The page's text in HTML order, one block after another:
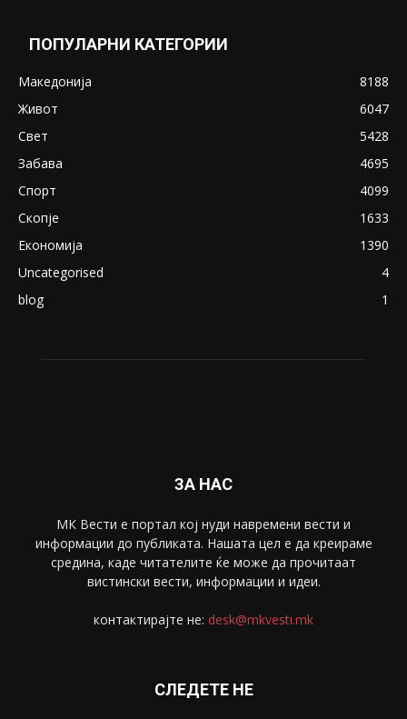
ПОПУЛАРНИ КАТЕГОРИИ
Македонија
8188
Живот
6047
Свет
5428
Забава
4695
Спорт
4099
Скопје
1633
Економија
1390
Uncategorised
4
blog
1
ЗА НАС
МК Вести е портал коj нуди навремени вести и
информации до публиката. Нашата цел е да креираме
средина, каде читателите ќе може да прочитаат
вистински вести, информации и идеи.
контактирајте не: desk@mkvesti.mk
СЛЕДЕТЕ НЕ